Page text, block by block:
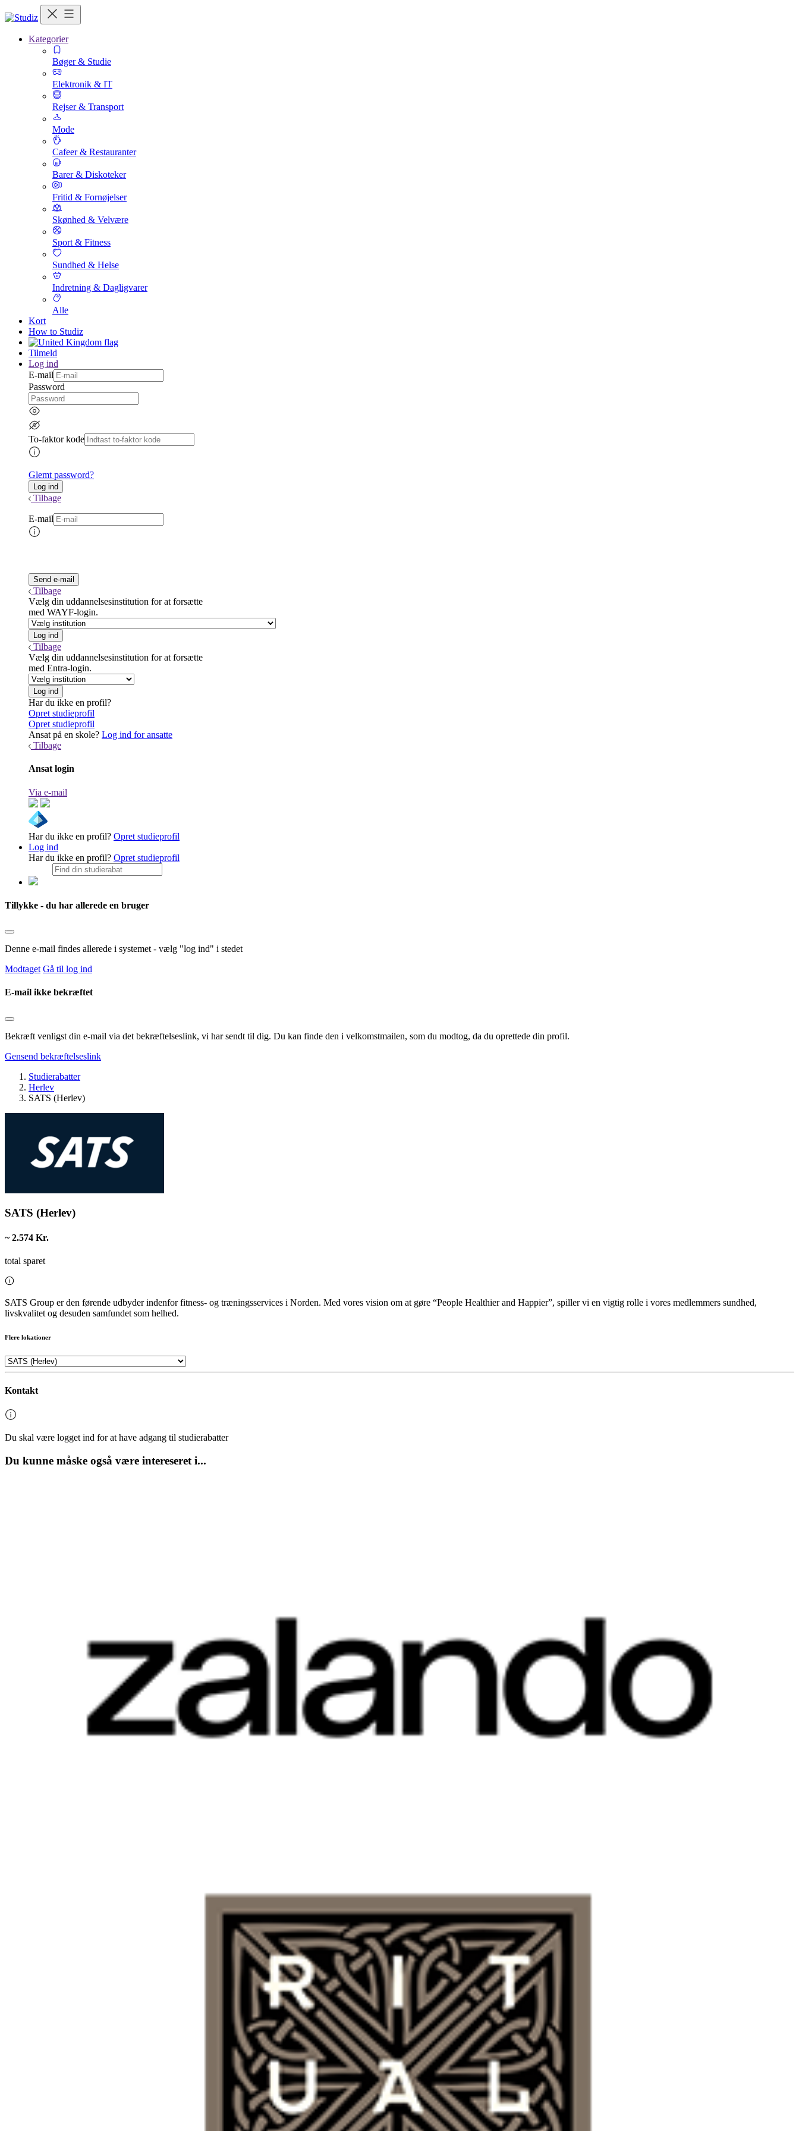
Kategorier
Bøger & Studie
Elektronik & IT
Rejser & Transport
Mode
Cafeer & Restauranter
Barer & Diskoteker
Fritid & Fornøjelser
Skønhed & Velvære
Sport & Fitness
Sundhed & Helse
Indretning & Dagligvarer
Alle
Kort
How to Studiz
Tilmeld
Log ind
E-mail
Password
To-faktor kode
Glemt password?
Tilbage
E-mail
Tilbage
Vælg din uddannelsesinstitution for at forsætte
med WAYF-login.
Tilbage
Vælg din uddannelsesinstitution for at forsætte
med Entra-login.
Har du ikke en profil?
Opret studieprofil
Opret studieprofil
Ansat på en skole? Log ind for ansatte
Tilbage
Ansat login
Via e-mail
Har du ikke en profil? Opret studieprofil
Log ind
Har du ikke en profil? Opret studieprofil
Tillykke - du har allerede en bruger
Denne e-mail findes allerede i systemet - vælg "log ind" i stedet
Modtaget Gå til log ind
E-mail ikke bekræftet
Bekræft venligst din e-mail via det bekræftelseslink, vi har sendt til dig. Du kan finde den i velkomstmailen, som du modtog, da du oprettede din profil.
Gensend bekræftelseslink
Studierabatter
Herlev
SATS (Herlev)
SATS (Herlev)
~ 2.574 Kr.
total sparet
SATS Group er den førende udbyder indenfor fitness- og træningsservices i Norden. Med vores vision om at gøre “People Healthier and Happier”, spiller vi en vigtig rolle i vores medlemmers sundhed,
livskvalitet og desuden samfundet som helhed.
Flere lokationer
Kontakt
Du skal være logget ind for at have adgang til studierabatter
Du kunne måske også være intereseret i...